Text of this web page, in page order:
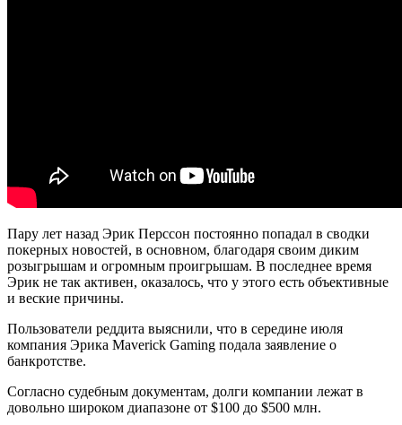
Пару лет назад Эрик Перссон постоянно попадал в сводки
покерных новостей, в основном, благодаря своим диким
розыгрышам и огромным проигрышам. В последнее время
Эрик не так активен, оказалось, что у этого есть объективные
и веские причины.
Пользователи реддита выяснили, что в середине июля
компания Эрика Maverick Gaming подала заявление о
банкротстве.
Согласно судебным документам, долги компании лежат в
довольно широком диапазоне от $100 до $500 млн.